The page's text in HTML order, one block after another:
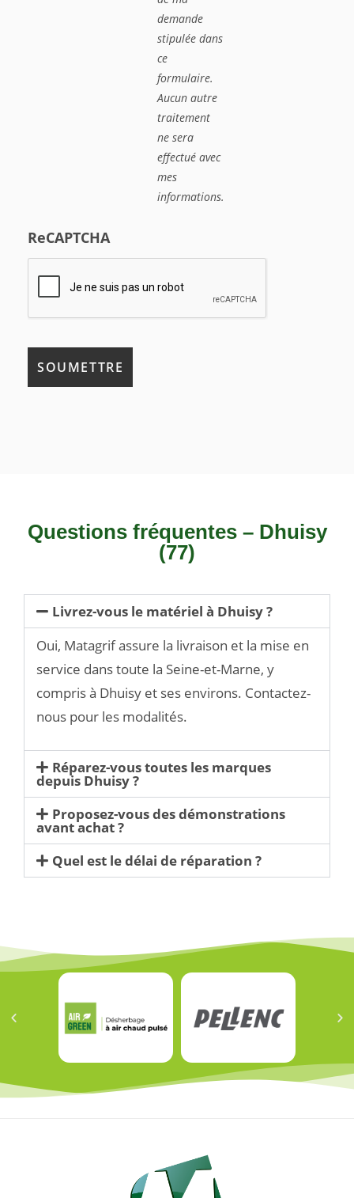
demande
stipulée dans
ce
formulaire.
Aucun autre
traitement
ne sera
effectué avec
mes
informations.
ReCAPTCHA
Questions fréquentes – Dhuisy
(77)
Livrez-vous le matériel à Dhuisy ?
Oui, Matagrif assure la livraison et la mise en
service dans toute la Seine-et-Marne, y
compris à Dhuisy et ses environs. Contactez-
nous pour les modalités.
Réparez-vous toutes les marques
depuis Dhuisy ?
Proposez-vous des démonstrations
avant achat ?
Quel est le délai de réparation ?